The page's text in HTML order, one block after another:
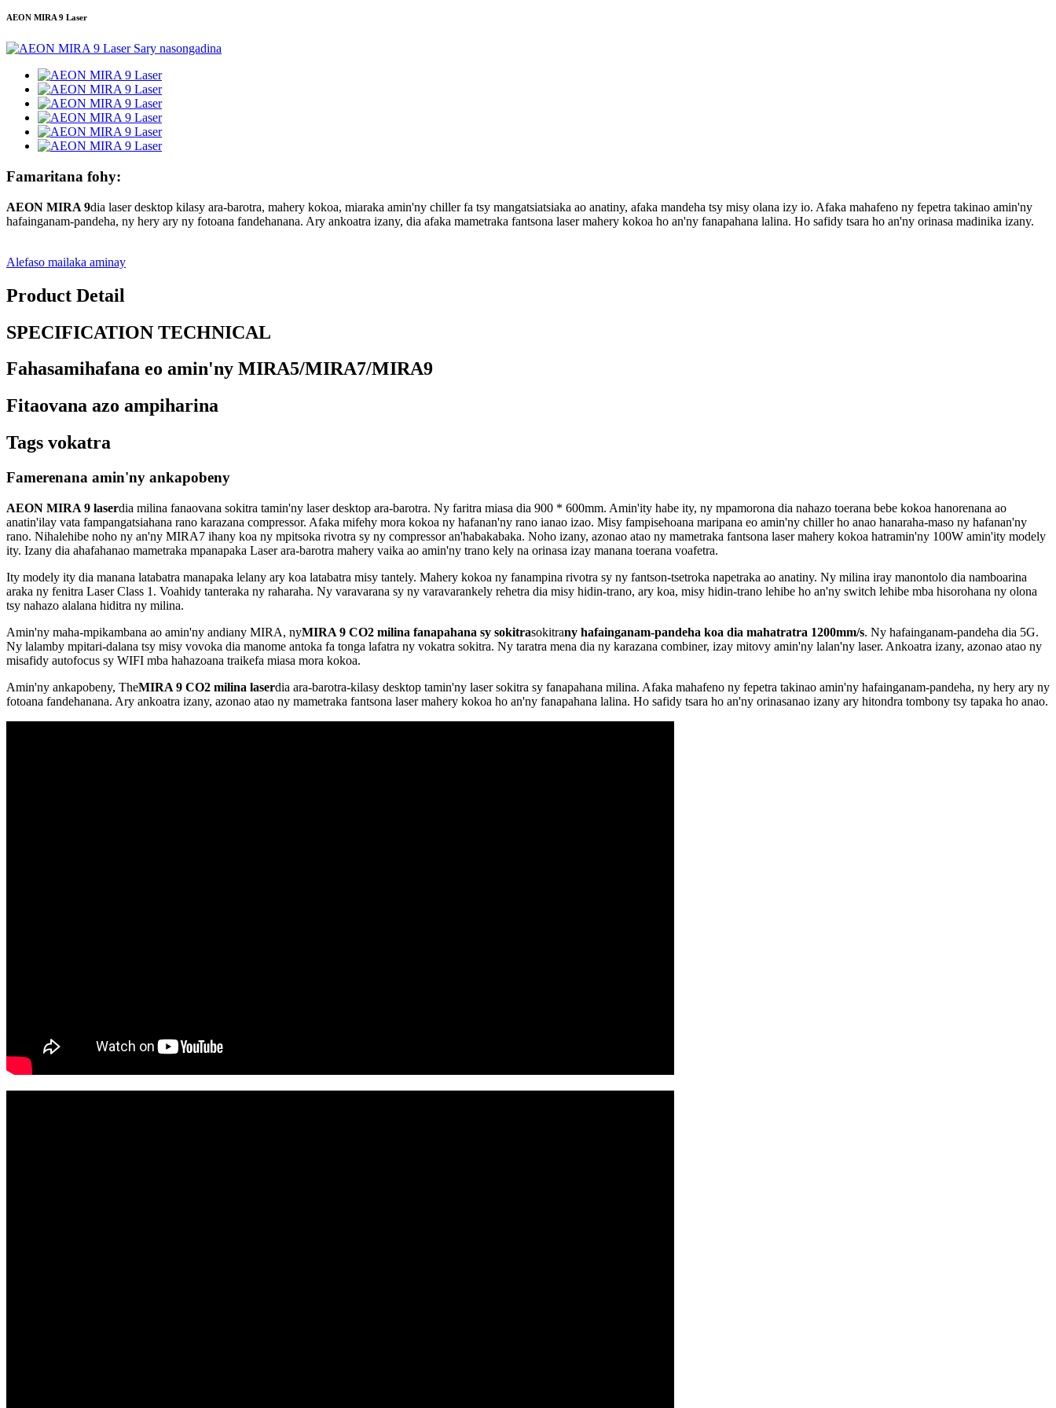
AEON MIRA 9 Laser
Famaritana fohy:
AEON MIRA 9dia laser desktop kilasy ara-barotra, mahery kokoa, miaraka amin'ny chiller fa tsy mangatsiatsiaka ao anatiny, afaka mandeha tsy misy olana izy io. Afaka mahafeno ny fepetra takinao amin'ny
hafainganam-pandeha, ny hery ary ny fotoana fandehanana. Ary ankoatra izany, dia afaka mametraka fantsona laser mahery kokoa ho an'ny fanapahana lalina. Ho safidy tsara ho an'ny orinasa madinika izany.
Alefaso mailaka aminay
Product Detail
SPECIFICATION TECHNICAL
Fahasamihafana eo amin'ny MIRA5/MIRA7/MIRA9
Fitaovana azo ampiharina
Tags vokatra
Famerenana amin'ny ankapobeny
AEON MIRA 9 laserdia milina fanaovana sokitra tamin'ny laser desktop ara-barotra. Ny faritra miasa dia 900 * 600mm. Amin'ity habe ity, ny mpamorona dia nahazo toerana bebe kokoa hanorenana ao
anatin'ilay vata fampangatsiahana rano karazana compressor. Afaka mifehy mora kokoa ny hafanan'ny rano ianao izao. Misy fampisehoana maripana eo amin'ny chiller ho anao hanaraha-maso ny hafanan'ny
rano. Nihalehibe noho ny an'ny MIRA7 ihany koa ny mpitsoka rivotra sy ny compressor an'habakabaka. Noho izany, azonao atao ny mametraka fantsona laser mahery kokoa hatramin'ny 100W amin'ity modely
ity. Izany dia ahafahanao mametraka mpanapaka Laser ara-barotra mahery vaika ao amin'ny trano kely na orinasa izay manana toerana voafetra.
Ity modely ity dia manana latabatra manapaka lelany ary koa latabatra misy tantely. Mahery kokoa ny fanampina rivotra sy ny fantson-tsetroka napetraka ao anatiny. Ny milina iray manontolo dia namboarina
araka ny fenitra Laser Class 1. Voahidy tanteraka ny raharaha. Ny varavarana sy ny varavarankely rehetra dia misy hidin-trano, ary koa, misy hidin-trano lehibe ho an'ny switch lehibe mba hisorohana ny olona
tsy nahazo alalana hiditra ny milina.
Amin'ny maha-mpikambana ao amin'ny andiany MIRA, nyMIRA 9 CO2 milina fanapahana sy sokitrasokitrany hafainganam-pandeha koa dia mahatratra 1200mm/s. Ny hafainganam-pandeha dia 5G.
Ny lalamby mpitari-dalana tsy misy vovoka dia manome antoka fa tonga lafatra ny vokatra sokitra. Ny taratra mena dia ny karazana combiner, izay mitovy amin'ny lalan'ny laser. Ankoatra izany, azonao atao ny
misafidy autofocus sy WIFI mba hahazoana traikefa miasa mora kokoa.
Amin'ny ankapobeny, TheMIRA 9 CO2 milina laserdia ara-barotra-kilasy desktop tamin'ny laser sokitra sy fanapahana milina. Afaka mahafeno ny fepetra takinao amin'ny hafainganam-pandeha, ny hery ary ny
fotoana fandehanana. Ary ankoatra izany, azonao atao ny mametraka fantsona laser mahery kokoa ho an'ny fanapahana lalina. Ho safidy tsara ho an'ny orinasanao izany ary hitondra tombony tsy tapaka ho anao.